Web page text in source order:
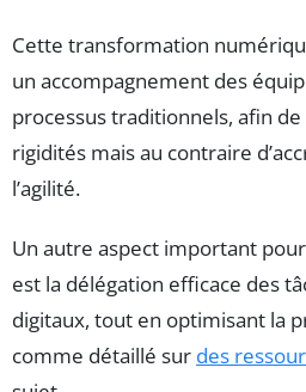
Cette transformation
un accompagnement des
processus traditionnels, afin
rigidités mais au contraire
l’agilité.
Un autre aspect important
est la délégation efficace des
digitaux, tout en optimisant la
comme détaillé sur des